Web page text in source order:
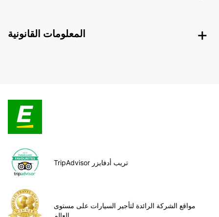
المعلومات القانونية
TripAdvisor تريب أدفايزر
مواقع الشركة الرائدة لتأجير السيارات على مستوى